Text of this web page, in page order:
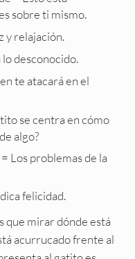
sobre ti mismo.
y relajación.
lo desconocido.
te atacará en el
se centra en cómo
algo?
Los problemas de la
felicidad.
que mirar dónde está
acurrucado frente al